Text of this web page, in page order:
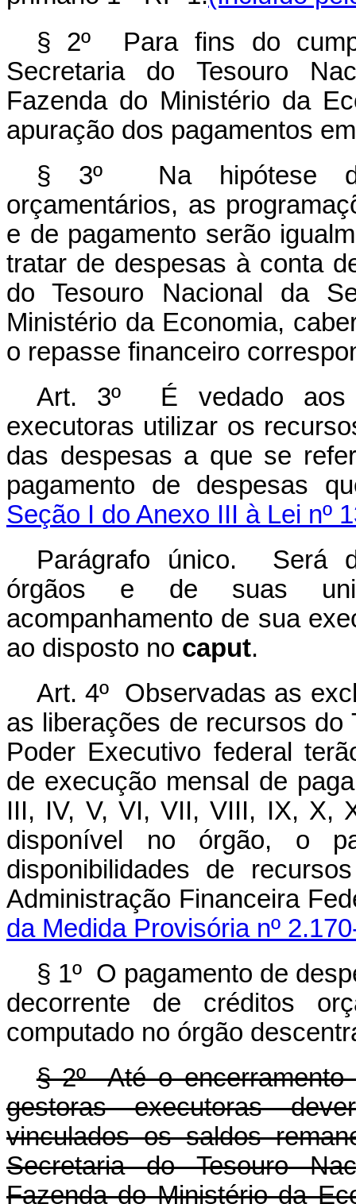
§ 2º Para fins do
Secretaria do Tesouro
Fazenda do Ministério da
apuração dos pagamentos
§ 3º Na hipótese de
orçamentários, as
e de pagamento serão
tratar de despesas à conta
do Tesouro Nacional da
Ministério da Economia,
o repasse financeiro
Art. 3º É vedado aos
executoras utilizar os
das despesas a que se
pagamento de despesas
Seção I do Anexo III à Lei nº
Parágrafo único. Será
órgãos e de suas
acompanhamento de sua
ao disposto no caput.
Art. 4º Observadas as
as liberações de recursos do
Poder Executivo federal
de execução mensal de
III, IV, V, VI, VII, VIII, IX, X,
disponível no órgão, o
disponibilidades de
Administração Financeira
da Medida Provisória nº
§ 1º O pagamento de
decorrente de créditos
computado no órgão
§ 2º Até o encerramento
gestoras executoras
vinculados os saldos
Secretaria do Tesouro
Fazenda do Ministério da